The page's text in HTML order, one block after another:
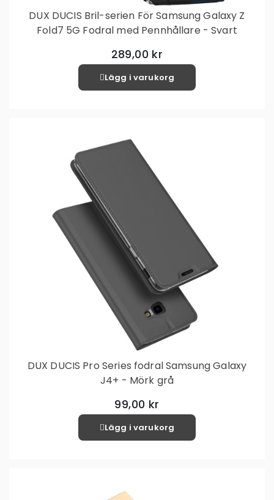
DUX DUCIS Bril-serien För Samsung Galaxy Z
Fold7 5G Fodral med Pennhållare - Svart
289,00 kr
Lägg i varukorg
DUX DUCIS Pro Series fodral Samsung Galaxy
J4+ - Mörk grå
99,00 kr
Lägg i varukorg